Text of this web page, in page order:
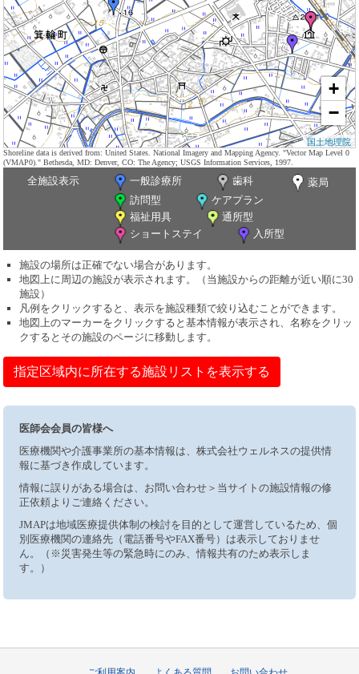
+
−
国土地理院
Shoreline data is derived from: United States. National Imagery and Mapping Agency. "Vector Map Level 0
(VMAP0)." Bethesda, MD: Denver, CO: The Agency; USGS Information Services, 1997.
全施設表示 一般診療所 歯科
薬局
訪問型
ケアプラン
福祉用具
通所型
ショートステイ
入所型
施設の場所は正確でない場合があります。
地図上に周辺の施設が表示されます。（当施設からの距離が近い順に30
施設）
凡例をクリックすると、表示を施設種類で絞り込むことができます。
地図上のマーカーをクリックすると基本情報が表示され、名称をクリッ
クするとその施設のページに移動します。
指定区域内に所在する施設リストを表示する
医師会会員の皆様へ
医療機関や介護事業所の基本情報は、株式会社ウェルネスの提供情
報に基づき作成しています。
情報に誤りがある場合は、お問い合わせ＞当サイトの施設情報の修
正依頼よりご連絡ください。
JMAPは地域医療提供体制の検討を目的として運営しているため、個
別医療機関の連絡先（電話番号やFAX番号）は表示しておりませ
ん。（※災害発生等の緊急時にのみ、情報共有のため表示しま
す。）